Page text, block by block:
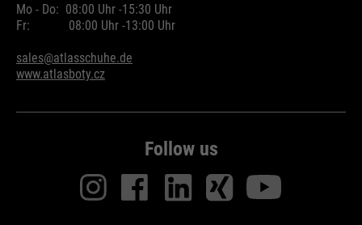
Mo - Do: 08:00 Uhr -15:30 Uhr
Fr:
08:00 Uhr -13:00 Uhr
sales@atlasschuhe.de
www.atlasboty.cz
Follow us